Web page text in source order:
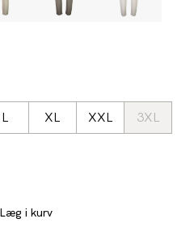
L XL XXL
3XL
Læg i kurv